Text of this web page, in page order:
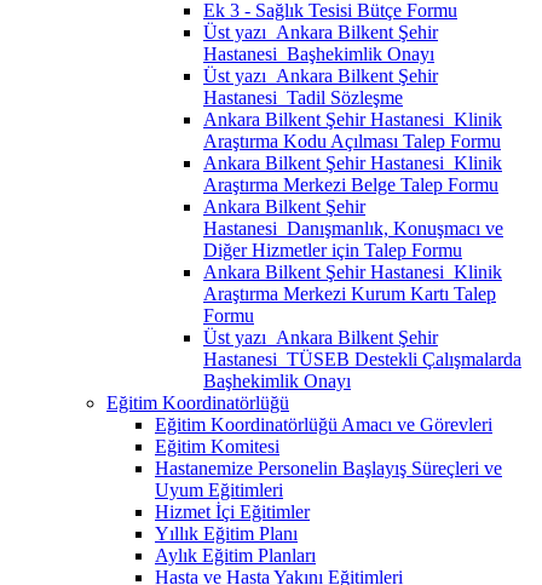
Ek 3 - Sağlık Tesisi Bütçe Formu
Üst yazı_Ankara Bilkent Şehir
Hastanesi_Başhekimlik Onayı
Üst yazı_Ankara Bilkent Şehir
Hastanesi_Tadil Sözleşme
Ankara Bilkent Şehir Hastanesi_Klinik
Araştırma Kodu Açılması Talep Formu
Ankara Bilkent Şehir Hastanesi_Klinik
Araştırma Merkezi Belge Talep Formu
Ankara Bilkent Şehir
Hastanesi_Danışmanlık, Konuşmacı ve
Diğer Hizmetler için Talep Formu
Ankara Bilkent Şehir Hastanesi_Klinik
Araştırma Merkezi Kurum Kartı Talep
Formu
Üst yazı_Ankara Bilkent Şehir
Hastanesi_TÜSEB Destekli Çalışmalarda
Başhekimlik Onayı
Eğitim Koordinatörlüğü
Eğitim Koordinatörlüğü Amacı ve Görevleri
Eğitim Komitesi
Hastanemize Personelin Başlayış Süreçleri ve
Uyum Eğitimleri
Hizmet İçi Eğitimler
Yıllık Eğitim Planı
Aylık Eğitim Planları
Hasta ve Hasta Yakını Eğitimleri